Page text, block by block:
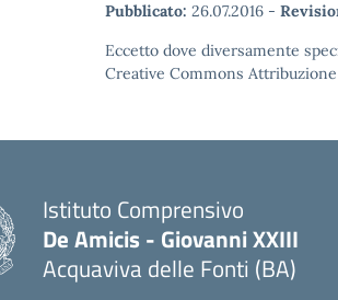
Pubblicato: 26.07.2016 -
Eccetto dove diversamente
Creative Commons
Istituto Comprensivo
De Amicis - Giovanni XXIII
Acquaviva delle Fonti (BA)